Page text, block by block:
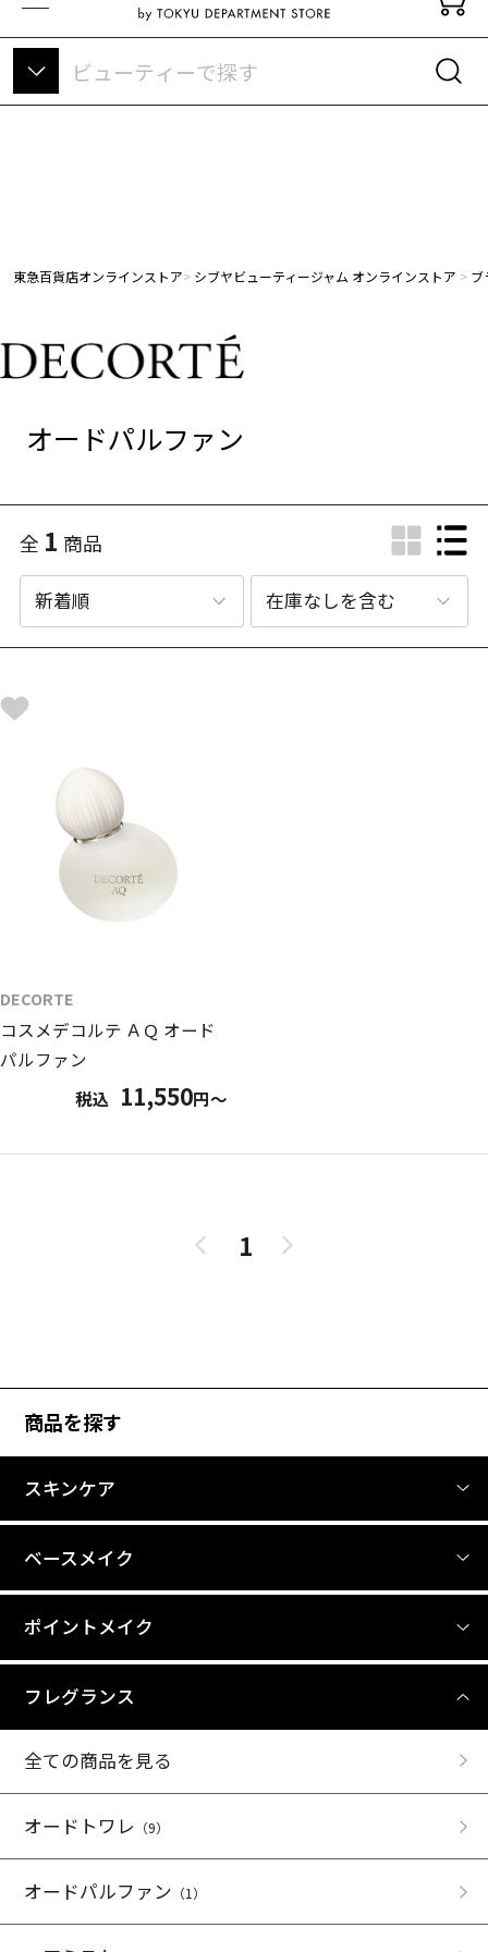
東急百貨店オンラインストアについて
東急百貨店オンラインストア シブヤビューティージャム オンラインストア ブ
商品を探す
スキンケア
ベースメイク
ポイントメイク
フレグランス
全ての商品を見る
オードトワレ （9）
オードパルファン （1）
オードパルファン
全 1 商品
DECORTE
コスメデコルテ ＡＱ オード
パルファン
税込 11,550円～
1